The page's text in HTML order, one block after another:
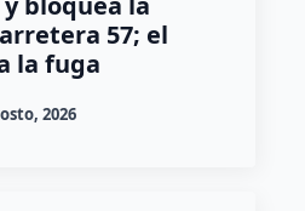
57; el
la fuga
2026